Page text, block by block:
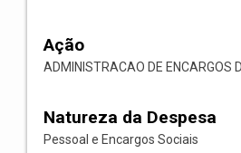
Ação
ADMINISTRACAO DE ENCARGOS
Natureza da Despesa
Pessoal e Encargos Sociais